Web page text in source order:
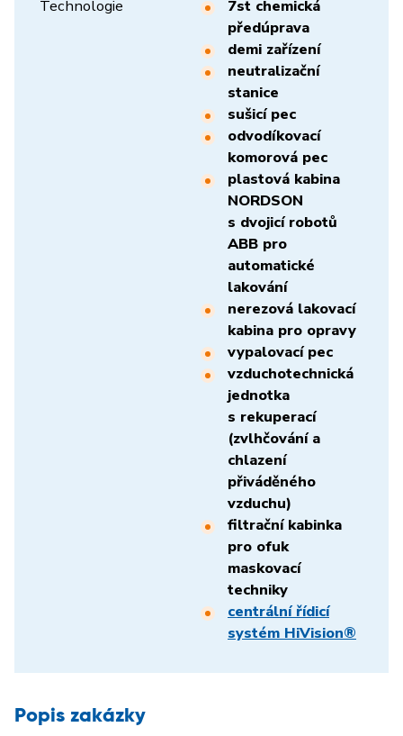
Technologie
7st chemická
předúprava
demi zařízení
neutralizační
stanice
sušicí pec
odvodíkovací
komorová pec
plastová kabina
NORDSON
s dvojicí robotů
ABB pro
automatické
lakování
nerezová lakovací
kabina pro opravy
vypalovací pec
vzduchotechnická
jednotka
s rekuperací
(zvlhčování a
chlazení
přiváděného
vzduchu)
filtrační kabinka
pro ofuk
maskovací
techniky
centrální řídicí
systém HiVision®
Popis zakázky